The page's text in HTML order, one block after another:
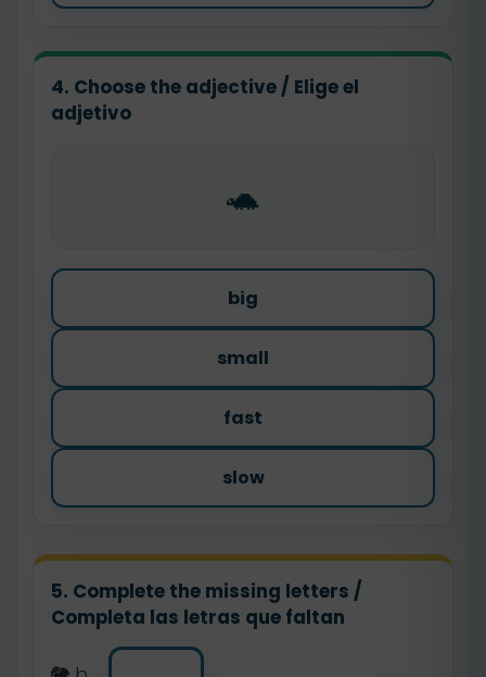
4. Choose the adjective / Elige el
adjetivo
🐢
big
small
fast
slow
5. Complete the missing letters /
Completa las letras que faltan